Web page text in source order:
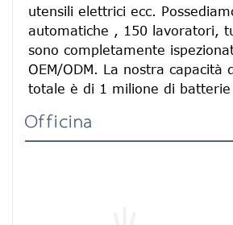
utensili elettrici ecc.
automatiche , 150 lavoratori,
sono completamente
OEM/ODM. La nostra capacità
totale è di 1 milione di batterie
Officina